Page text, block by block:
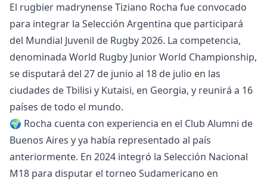
El rugbier madrynense Tiziano Rocha fue convocado
para integrar la Selección Argentina que participará
del Mundial Juvenil de Rugby 2026. La competencia,
denominada World Rugby Junior World Championship,
se disputará del 27 de junio al 18 de julio en las
ciudades de Tbilisi y Kutaisi, en Georgia, y reunirá a 16
países de todo el mundo.
🌍 Rocha cuenta con experiencia en el Club Alumni de
Buenos Aires y ya había representado al país
anteriormente. En 2024 integró la Selección Nacional
M18 para disputar el torneo Sudamericano en